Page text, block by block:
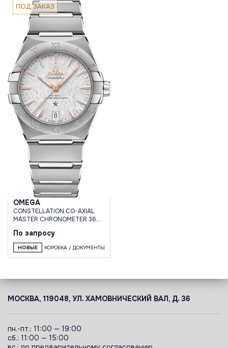
ПОД ЗАКАЗ
OMEGA
CONSTELLATION CO-AXIAL
MASTER CHRONOMETER 36
По запросу
НОВЫЕ КОРОБКА / ДОКУМЕНТЫ
МОСКВА, 119048, УЛ. ХАМОВНИЧЕСКИЙ ВАЛ, Д. 36
пн.-пт.: 11:00 — 19:00
сб.: 11:00 — 15:00